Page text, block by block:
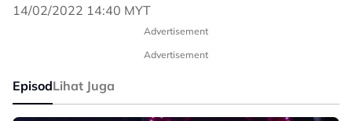
14/02/2022 14:40 MYT
Advertisement
Advertisement
EpisodLihat Juga